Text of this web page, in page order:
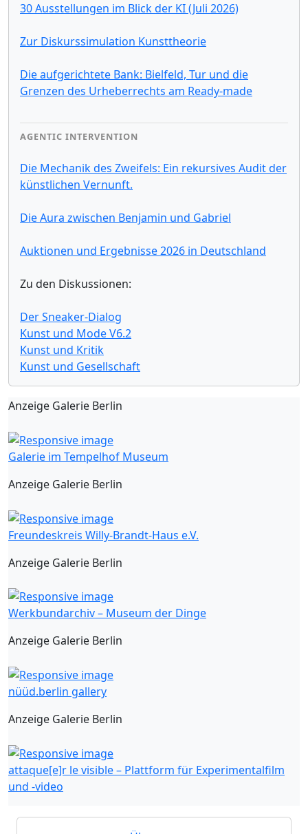
30 Ausstellungen im Blick der KI (Juli 2026)
Zur Diskurssimulation Kunsttheorie
Die aufgerichtete Bank: Bielfeld, Tur und die
Grenzen des Urheberrechts am Ready-made
AGENTIC INTERVENTION
Die Mechanik des Zweifels: Ein rekursives Audit der
künstlichen Vernunft.
Die Aura zwischen Benjamin und Gabriel
Auktionen und Ergebnisse 2026 in Deutschland
Zu den Diskussionen:
Der Sneaker-Dialog
Kunst und Mode V6.2
Kunst und Kritik
Kunst und Gesellschaft
Anzeige Galerie Berlin
Galerie im Tempelhof Museum
Anzeige Galerie Berlin
Freundeskreis Willy-Brandt-Haus e.V.
Anzeige Galerie Berlin
Werkbundarchiv – Museum der Dinge
Anzeige Galerie Berlin
nüüd.berlin gallery
Anzeige Galerie Berlin
attaque[e]r le visible – Plattform für Experimentalfilm
und -video